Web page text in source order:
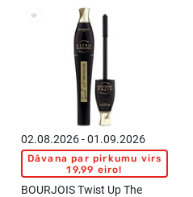
02.08.2026 - 01.09.2026
Dāvana par pirkumu virs
19,99 eiro!
BOURJOIS Twist Up The